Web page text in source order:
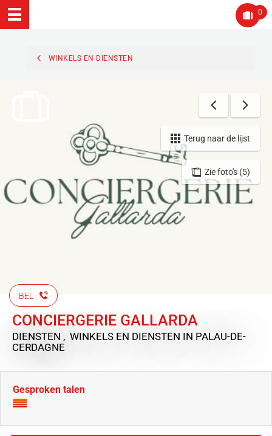
0
WINKELS EN DIENSTEN
Zie foto's (5)
Terug naar de lijst
BEL
CONCIERGERIE GALLARDA
DIENSTEN , WINKELS EN DIENSTEN IN PALAU-DE-
CERDAGNE
Gesproken talen